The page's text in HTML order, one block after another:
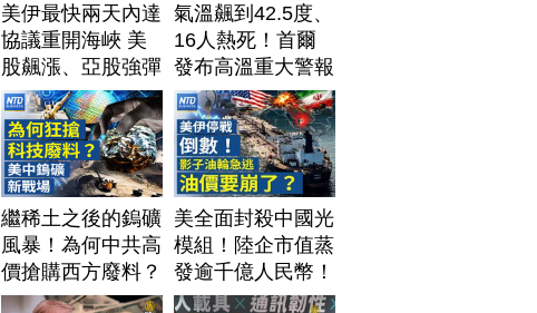
美伊最快兩天內達
協議重開海峽 美
股飆漲、亞股強彈
氣溫飆到42.5度、
16人熱死！首爾
發布高溫重大警報
繼稀土之後的鎢礦
風暴！為何中共高
價搶購西方廢料？
透視美中「鎢礦暗
美全面封殺中國光
模組！陸企市值蒸
發逾千億人民幣！
AI資料中心供應鏈